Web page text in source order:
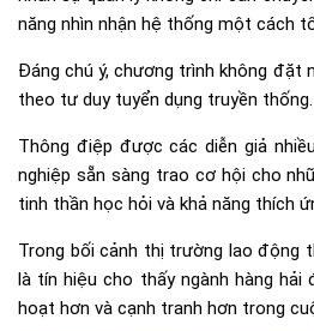
năng nhìn nhận hệ thống một cách
Đáng chú ý, chương trình không đặt
theo tư duy tuyển dụng truyền thống.
Thông điệp được các diễn giả
nghiệp sẵn sàng trao cơ hội cho
tinh thần học hỏi và khả năng thích
Trong bối cảnh thị trường lao động
là tín hiệu cho thấy ngành hàng hải
hoạt hơn và cạnh tranh hơn trong